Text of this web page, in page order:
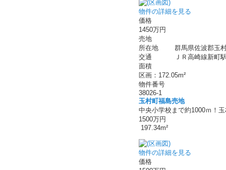
物件の詳細を見る
価格
1450万円
売地
所在地
群馬県佐波郡玉
交通
ＪＲ高崎線新町
面積
区画：172.05m²
物件番号
38026-1
玉村町福島売地
中央小学校まで約1000ｍ！
1500万円
197.34m²
物件の詳細を見る
価格